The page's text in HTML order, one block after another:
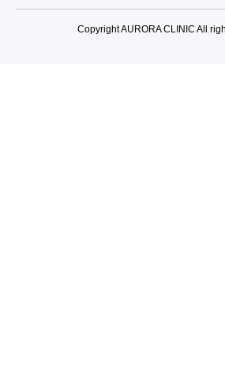
Copyright AURORA CLINIC All